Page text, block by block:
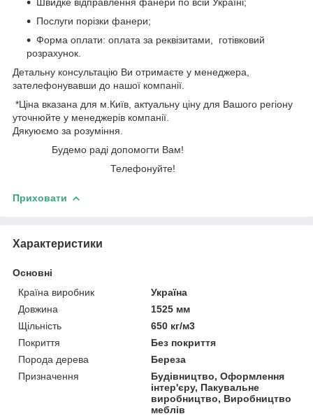
Послуги порізки фанери;
Форма оплати: оплата за реквізитами, готівковий
розрахунок.
Детальну консультацію Ви отримаєте у менеджера,
зателефонувавши до нашої компанії.
*Ціна вказана для м.Київ, актуальну ціну для Вашого регіону
уточнюйте у менеджерів компанії.
Дякуюємо за розуміння.
Будемо раді допомогти Вам!
Телефонуйте!
Приховати
Характеристики
Основні
Країна виробник
Україна
Довжина
1525 мм
Щільність
650 кг/м3
Покриття
Без покриття
Порода дерева
Береза
Призначення
Будівництво, Оформлення
інтер'єру, Пакувальне
виробництво, Виробництво
меблів